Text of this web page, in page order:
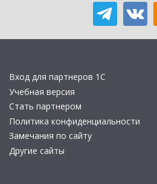
Вход для партнеров 1С
Учебная версия
Стать партнером
Политика конфиденциальности
Замечания по сайту
Другие сайты